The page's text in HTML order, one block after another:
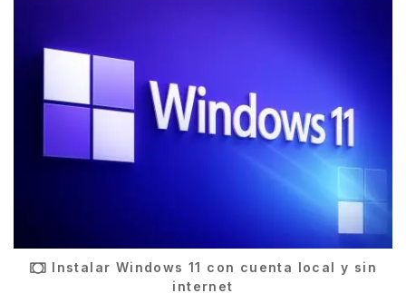
Instalar Windows 11 con cuenta local y sin
internet